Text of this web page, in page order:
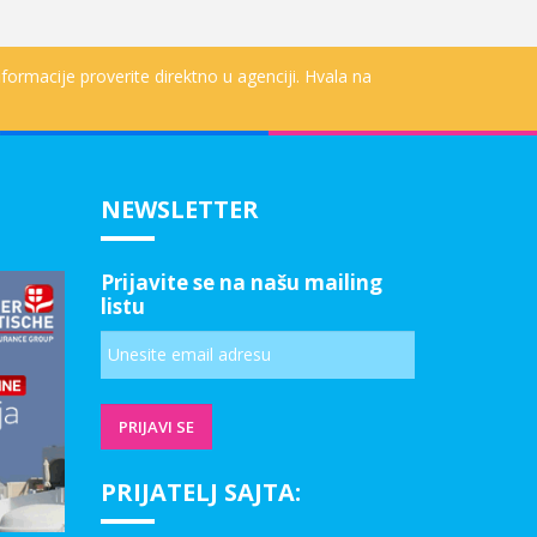
proverite direktno u agenciji. Hvala na
NEWSLETTER
Prijavite se na našu mailing
listu
PRIJATELJ SAJTA: